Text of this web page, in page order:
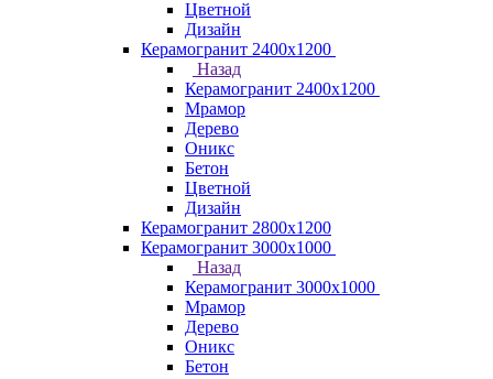
Цветной
Дизайн
Керамогранит 2400х1200
Назад
Керамогранит 2400х1200
Мрамор
Дерево
Оникс
Бетон
Цветной
Дизайн
Керамогранит 2800x1200
Керамогранит 3000х1000
Назад
Керамогранит 3000х1000
Мрамор
Дерево
Оникс
Бетон